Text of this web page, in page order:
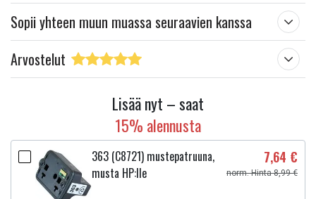
Sopii yhteen muun muassa seuraavien kanssa
Arvostelut
Lisää nyt – saat
15% alennusta
363 (C8721) mustepatruuna,
musta HP:lle
7,64 €
norm. Hinta 8,99 €